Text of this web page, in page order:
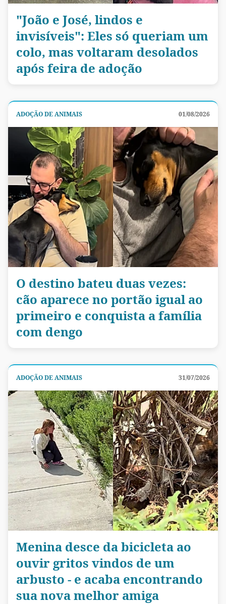
"João e José, lindos e
invisíveis": Eles só queriam um
colo, mas voltaram desolados
após feira de adoção
ADOÇÃO DE ANIMAIS 01/08/2026
O destino bateu duas vezes:
cão aparece no portão igual ao
primeiro e conquista a família
com dengo
ADOÇÃO DE ANIMAIS 31/07/2026
Menina desce da bicicleta ao
ouvir gritos vindos de um
arbusto - e acaba encontrando
sua nova melhor amiga